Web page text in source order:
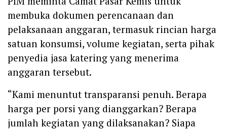
membuka dokumen perencanaan dan
pelaksanaan anggaran, termasuk rincian harga
satuan konsumsi, volume kegiatan, serta pihak
penyedia jasa katering yang menerima
anggaran tersebut.
“Kami menuntut transparansi penuh. Berapa
harga per porsi yang dianggarkan? Berapa
jumlah kegiatan yang dilaksanakan? Siapa